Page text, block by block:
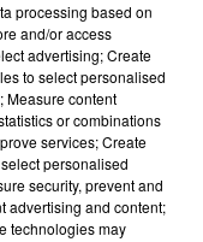
du financement du
ainsi que la
Macron aurait
» et réaffirmé qu’il
rue soit forcée de
processing based on
and/or access
advertising; Create
to select personalised
Measure content
or combinations
services; Create
personalised
security, prevent and
advertising and content;
technologies may